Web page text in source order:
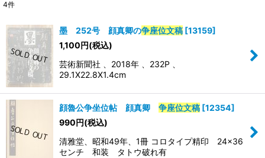
表示数
並び順
絞り込む
4件
墨 252号 顔真卿の争座位文稿 [13159]
1,100円(税込)
芸術新聞社 、2018年 、232P 、
29.1X22.8X1.4cm
顔魯公争坐位帖 顔真卿 争座位文稿 [12354]
990円(税込)
清雅堂、昭和49年、1冊 コロタイプ精印 24×36
センチ 和装 タトウ破れ有